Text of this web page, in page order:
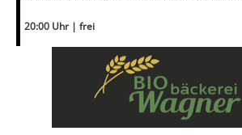
20:00 Uhr | frei